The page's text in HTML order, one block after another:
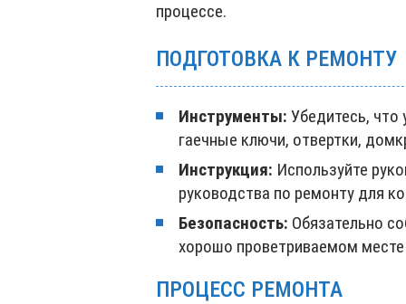
процессе.
ПОДГОТОВКА К РЕМОНТУ
Инструменты: Убедитесь, что
гаечные ключи, отвертки,
Инструкция: Используйте
руководства по ремонту для
Безопасность: Обязательно
хорошо проветриваемом
ПРОЦЕСС РЕМОНТА